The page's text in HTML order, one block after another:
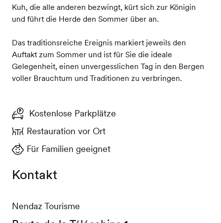
Kuh, die alle anderen bezwingt, kürt sich zur Königin
und führt die Herde den Sommer über an.
Das traditionsreiche Ereignis markiert jeweils den
Auftakt zum Sommer und ist für Sie die ideale
Gelegenheit, einen unvergesslichen Tag in den Bergen
voller Brauchtum und Traditionen zu verbringen.
Kostenlose Parkplätze
Restauration vor Ort
Für Familien geeignet
Kontakt
Nendaz Tourisme